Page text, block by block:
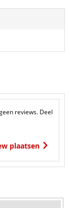
reviews. Deel
plaatsen